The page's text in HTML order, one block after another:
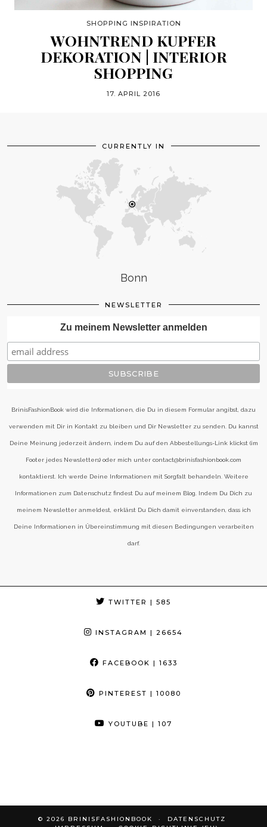
SHOPPING INSPIRATION
WOHNTREND KUPFER
DEKORATION | INTERIOR
SHOPPING
17. APRIL 2016
CURRENTLY IN
Bonn
NEWSLETTER
Zu meinem Newsletter anmelden
BrinisFashionBook wird die Informationen, die Du in diesem Formular angibst, dazu
verwenden mit Dir in Kontakt zu bleiben und Dir Newsletter zu senden. Du kannst
Deine Meinung jederzeit ändern, indem Du auf den Abbestellungs-Link klickst (im
Footer jedes Newsletters) oder mich unter contact@brinisfashionbook.com
kontaktierst. Ich werde Deine Informationen mit Sorgfalt behandeln. Weitere
Informationen zum Datenschutz findest Du auf meinem Blog. Indem Du Dich zu
meinem Newsletter anmeldest, erklärst Du Dich damit einverstanden, dass ich
Deine Informationen in Übereinstimmung mit diesen Bedingungen verarbeiten
darf.
TWITTER | 585
INSTAGRAM | 26654
FACEBOOK | 1633
PINTEREST | 10080
YOUTUBE | 107
© 2026 BRINISFASHIONBOOK
DATENSCHUTZ